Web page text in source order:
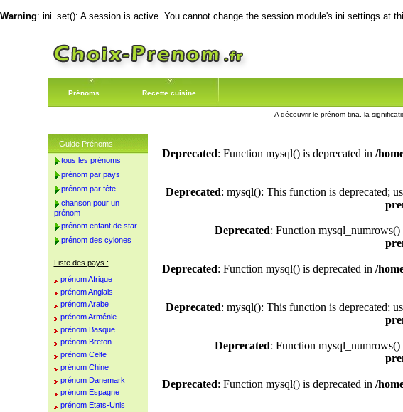
Warning: ini_set(): A session is active. You cannot change the session module's ini settings at
Prénoms Recette cuisine
A découvrir le prénom tina, la
Deprecated: Function mysql() is deprecated in /
Deprecated: mysql(): This function is deprecated;
Deprecated: Function mysql_numrows()
Deprecated: Function mysql() is deprecated in /
Deprecated: mysql(): This function is deprecated;
Deprecated: Function mysql_numrows()
Deprecated: Function mysql() is deprecated in /
Guide Prénoms
tous les prénoms
prénom par pays
prénom par fête
chanson pour un
prénom
prénom enfant de star
prénom des cylones
Liste des pays :
prénom Afrique
prénom Anglais
prénom Arabe
prénom Arménie
prénom Basque
prénom Breton
prénom Celte
prénom Chine
prénom Danemark
prénom Espagne
prénom Etats-Unis